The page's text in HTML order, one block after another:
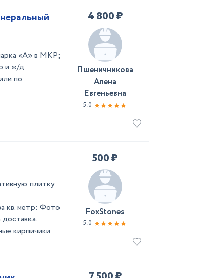
«А» в МКР;
и ж/д
по
4 800 ₽
Пшеничникова
Алена
Евгеньевна
5.0
плитку
кв. метр: Фото
кирпичики.
500 ₽
FoxStones
5.0